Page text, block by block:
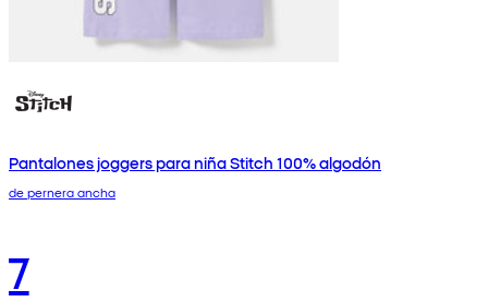
Pantalones joggers para niña Stitch 100% algodón
de pernera ancha
7